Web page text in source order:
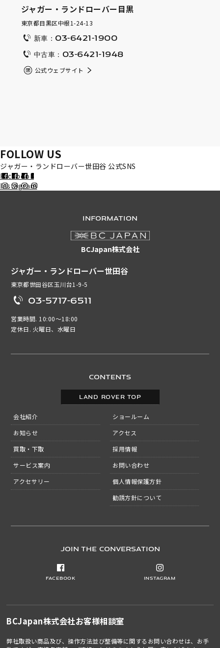
ジャガー・ランドローバー目黒
東京都目黒区中根1-24-13
新車：03-6421-1900
中古車：03-6421-1948
公式ウェブサイト
FOLLOW US
ジャガー・ランドローバー世田谷 公式SNS
Facebook
Instagram
CONTENTS
LAND ROVER TOP
会社紹介
お知らせ
買取・下取
サービス案内
アクセサリー
ショールーム
アクセス
採用情報
お問い合わせ
個人情報保護方針
勧誘方針について
INFORMATION
BCJapan株式会社
ジャガー・ランドローバー世田谷
東京都世田谷区玉川台1-9-5
03-5717-6511
営業時間. 10:00～18:00
定休日. 火曜日、水曜日
JOIN THE CONVERSATION
Facebook Instagram
BCJapan株式会社お客様相談室
弊社取扱い商品及び、操作方法並び整備等に関するお問い合わせは、お手